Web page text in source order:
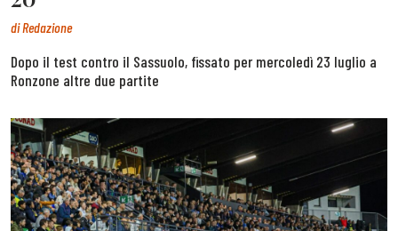
diRedazione
Dopo il test contro il Sassuolo, fissato per mercoledì 23 luglio a
Ronzone altre due partite